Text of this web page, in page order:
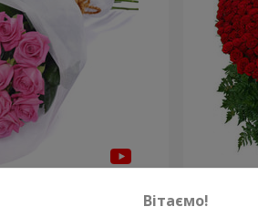
з тобою"
Вітаємо!